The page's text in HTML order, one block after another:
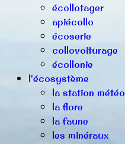
écollotager
apiécollo
écoserie
collovoiturage
écollonie
l'écosystème
la station météo
la flore
la faune
les minéraux